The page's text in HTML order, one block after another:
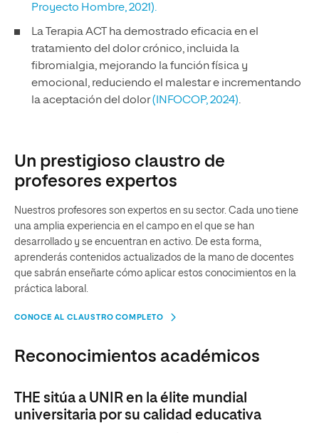
Proyecto Hombre, 2021).
La Terapia ACT ha demostrado eficacia en el
tratamiento del dolor crónico, incluida la
fibromialgia, mejorando la función física y
emocional, reduciendo el malestar e incrementando
la aceptación del dolor(INFOCOP, 2024).
Un prestigioso claustro de
profesores expertos
Nuestros profesores son expertos en su sector. Cada uno tiene
una amplia experiencia en el campo en el que se han
desarrollado y se encuentran en activo. De esta forma,
aprenderás contenidos actualizados de la mano de docentes
que sabrán enseñarte cómo aplicar estos conocimientos en la
práctica laboral.
CONOCE AL CLAUSTRO COMPLETO
Reconocimientos académicos
THE sitúa a UNIR en la élite mundial
universitaria por su calidad educativa